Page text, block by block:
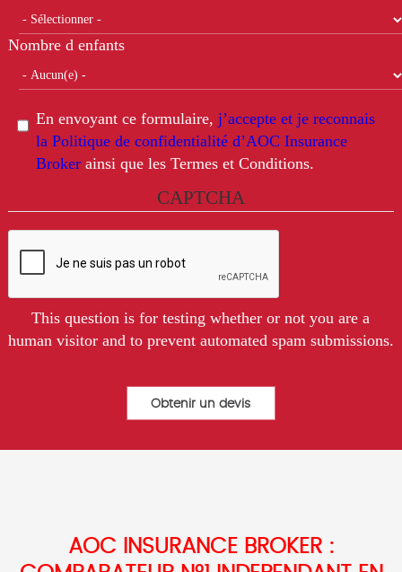
Nombre d enfants
En envoyant ce formulaire, j’accepte et je reconnais
la Politique de confidentialité d’AOC Insurance
Brokerainsi que les Termes et Conditions.
CAPTCHA
This question is for testing whether or not you are a
human visitor and to prevent automated spam submissions.
AOC INSURANCE BROKER :